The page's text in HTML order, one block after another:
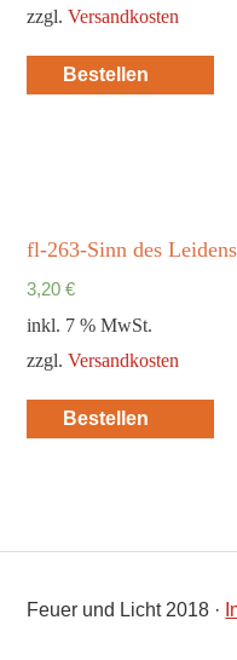
zzgl.Versandkosten
Bestellen
fl-263-Sinn des Leidens
3,20€
inkl. 7 % MwSt.
zzgl.Versandkosten
Bestellen
Feuer und Licht 2018 ·